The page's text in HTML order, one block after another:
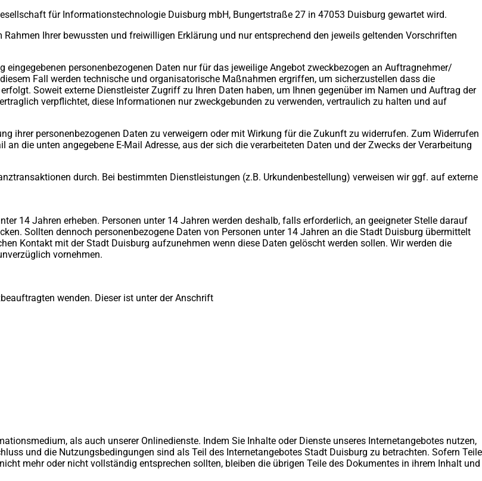
für Informationstechnologie Duisburg mbH, Bungertstraße 27 in 47053 Duisburg gewartet wird.
Ihrer bewussten und freiwilligen Erklärung und nur entsprechend den jeweils geltenden Vorschriften
personenbezogenen Daten nur für das jeweilige Angebot zweckbezogen an Auftragnehmer/
Fall werden technische und organisatorische Maßnahmen ergriffen, um sicherzustellen dass die
Soweit externe Dienstleister Zugriff zu Ihren Daten haben, um Ihnen gegenüber im Namen und Auftrag der
verpflichtet, diese Informationen nur zweckgebunden zu verwenden, vertraulich zu halten und auf
ihrer personenbezogenen Daten zu verweigern oder mit Wirkung für die Zukunft zu widerrufen. Zum Widerrufen
die unten angegebene E-Mail Adresse, aus der sich die verarbeiteten Daten und der Zwecks der Verarbeitung
durch. Bei bestimmten Dienstleistungen (z.B. Urkundenbestellung) verweisen wir ggf. auf externe
14 Jahren erheben. Personen unter 14 Jahren werden deshalb, falls erforderlich, an geeigneter Stelle darauf
Sollten dennoch personenbezogene Daten von Personen unter 14 Jahren an die Stadt Duisburg übermittelt
Kontakt mit der Stadt Duisburg aufzunehmen wenn diese Daten gelöscht werden sollen. Wir werden die
vornehmen.
wenden. Dieser ist unter der Anschrift
als auch unserer Onlinedienste. Indem Sie Inhalte oder Dienste unseres Internetangebotes nutzen,
und die Nutzungsbedingungen sind als Teil des Internetangebotes Stadt Duisburg zu betrachten. Sofern Teile
mehr oder nicht vollständig entsprechen sollten, bleiben die übrigen Teile des Dokumentes in ihrem Inhalt und